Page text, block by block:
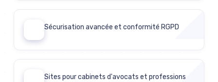
Sécurisation avancée et conformité RGPD
Sites pour cabinets d'avocats et professions